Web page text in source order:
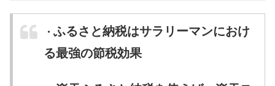
・ ふるさと納税はサラリーマンにおけ
る最強の節税効果